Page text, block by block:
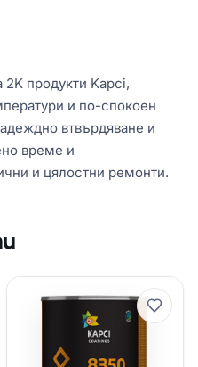
продукти Kapci,
и по-спокоен
втвърдяване и
време и
и цялостни ремонти.